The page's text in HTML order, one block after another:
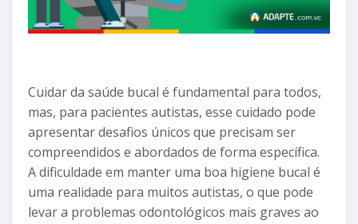
Cuidar da saúde bucal é fundamental para todos,
mas, para pacientes autistas, esse cuidado pode
apresentar desafios únicos que precisam ser
compreendidos e abordados de forma específica.
A dificuldade em manter uma boa higiene bucal é
uma realidade para muitos autistas, o que pode
levar a problemas odontológicos mais graves ao